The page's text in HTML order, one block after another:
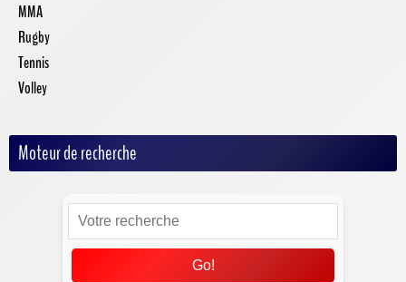
MMA
Rugby
Tennis
Volley
Moteur de recherche
Go!